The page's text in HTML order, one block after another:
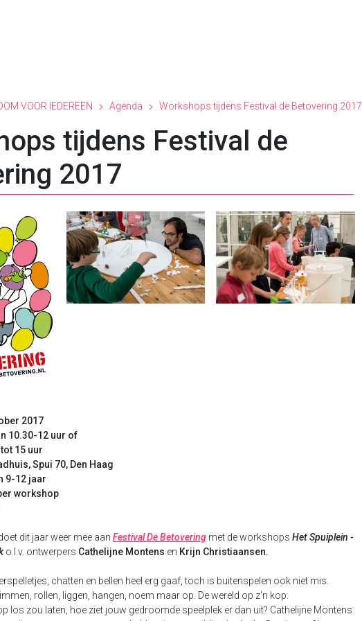
VOOR IEDEREEN Agenda Workshops tijdens Festival de Betovering 2017
tijdens Festival de
2017
2017
10.30-12 uur of
15 uur
Spui 70, Den Haag
9-12 jaar
workshop
dit jaar weer mee aan Festival De Betovering met de workshops Het Spuiplein -
o.l.v. ontwerpers Cathelijne Montens en Krijn Christiaansen.
chatten en bellen heel erg gaaf, toch is buitenspelen ook niet mis.
rollen, liggen, hangen, noem maar op. De wereld op z'n kop.
los zou laten, hoe ziet jouw gedroomde speelplek er dan uit? Cathelijne Montens